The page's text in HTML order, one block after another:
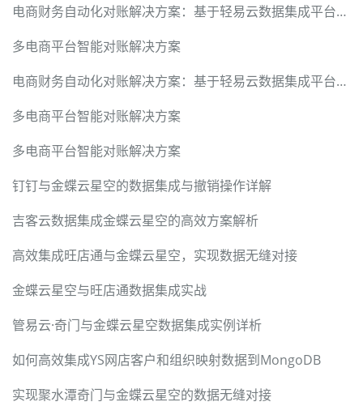
电商财务自动化对账解决方案：基于轻易云数据集成平台的最佳实践
多电商平台智能对账解决方案
电商财务自动化对账解决方案：基于轻易云数据集成平台的最佳实践
多电商平台智能对账解决方案
多电商平台智能对账解决方案
钉钉与金蝶云星空的数据集成与撤销操作详解
吉客云数据集成金蝶云星空的高效方案解析
高效集成旺店通与金蝶云星空，实现数据无缝对接
金蝶云星空与旺店通数据集成实战
管易云·奇门与金蝶云星空数据集成实例详析
如何高效集成YS网店客户和组织映射数据到MongoDB
实现聚水潭奇门与金蝶云星空的数据无缝对接